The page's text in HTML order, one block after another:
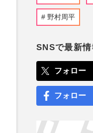
野村周平
SNSで最新情
フォロー
フォロー